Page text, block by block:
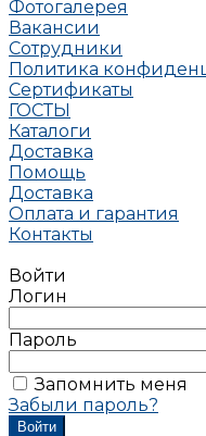
Фотогалерея
Вакансии
Сотрудники
Политика
Сертификаты
ГОСТЫ
Каталоги
Доставка
Помощь
Доставка
Оплата и гарантия
Контакты
Войти
Логин
Пароль
Запомнить меня
Забыли пароль?